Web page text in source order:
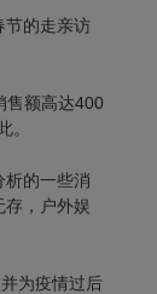
节的走亲访
售额高达400
。
析的一些消
存，户外娱
为疫情过后